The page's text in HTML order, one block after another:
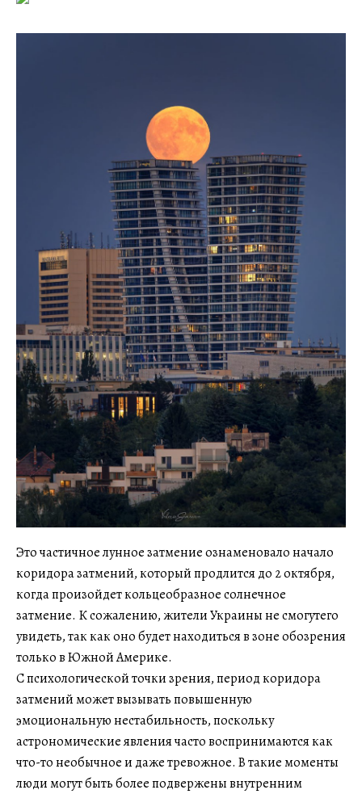
Это частичное лунное затмение ознаменовало начало
коридора затмений, который продлится до 2 октября,
когда произойдет кольцеобразное солнечное
затмение. К сожалению, жители Украины не смогутего
увидеть, так как оно будет находиться в зоне обозрения
только в Южной Америке.
С психологической точки зрения, период коридора
затмений может вызывать повышенную
эмоциональную нестабильность, поскольку
астрономические явления часто воспринимаются как
что-то необычное и даже тревожное. В такие моменты
люди могут быть более подвержены внутренним